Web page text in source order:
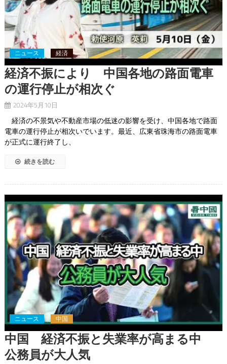
ニュース 経済
経済不振により 中国各地の路面電車
の運行停止が相次ぐ
2024年5月10日
経済の不景気や不動産市場の低迷の影響を受け、中国各地で路面
電車の運行停止が相次いでいます。最近、広東省珠海市の路面電車
が正式に運行終了し、
続きを読む
ニュース 中国
中国 経済不振と失業率が高まる中
公務員が大人気